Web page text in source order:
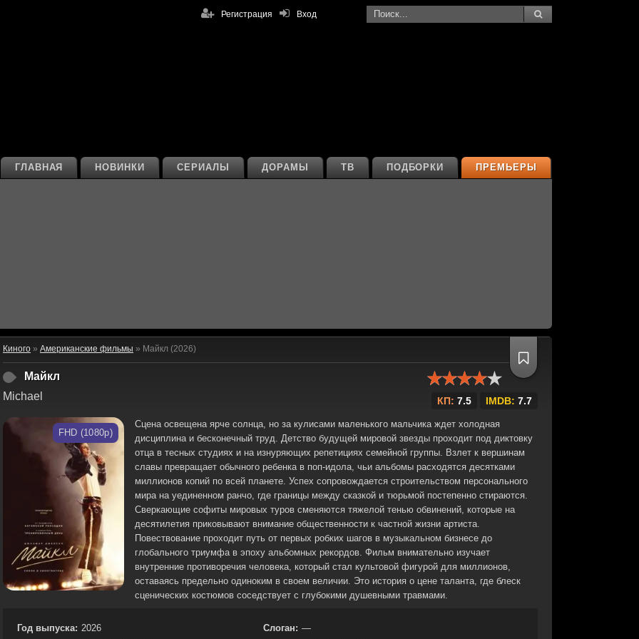
Вход
Регистрация
ПРЕМЬЕРЫ
ПОДБОРКИ
ТВ
ДОРАМЫ
СЕРИАЛЫ
НОВИНКИ
ГЛАВНАЯ
Киного » Американские фильмы » Майкл (2026)
Майкл
Michael
КП: 7.5 IMDB: 7.7
FHD (1080p)
Сцена освещена ярче солнца, но за кулисами маленького мальчика ждет холодная
дисциплина и бесконечный труд. Детство будущей мировой звезды проходит под диктовку
отца в тесных студиях и на изнуряющих репетициях семейной группы. Взлет к вершинам
славы превращает обычного ребенка в поп-идола, чьи альбомы расходятся десятками
миллионов копий по всей планете. Успех сопровождается строительством персонального
мира на уединенном ранчо, где границы между сказкой и тюрьмой постепенно стираются.
Сверкающие софиты мировых туров сменяются тяжелой тенью обвинений, которые на
десятилетия приковывают внимание общественности к частной жизни артиста.
Повествование проходит путь от первых робких шагов в музыкальном бизнесе до
глобального триумфа в эпоху альбомных рекордов. Фильм внимательно изучает
внутренние противоречия человека, который стал культовой фигурой для миллионов,
оставаясь предельно одиноким в своем величии. Это история о цене таланта, где блеск
сценических костюмов соседствует с глубокими душевными травмами.
Год выпуска: 2026
Слоган: —